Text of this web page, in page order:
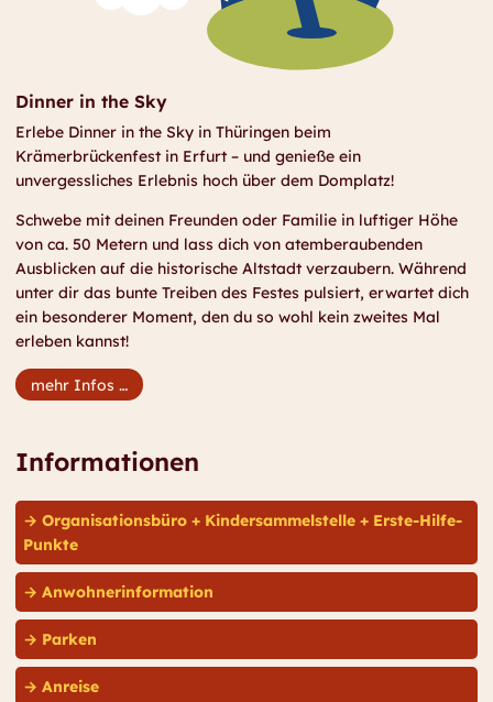
Dinner in the Sky
Erlebe Dinner in the Sky in Thüringen beim
Krämerbrückenfest in Erfurt – und genieße ein
unvergessliches Erlebnis hoch über dem Domplatz!
Schwebe mit deinen Freunden oder Familie in luftiger Höhe
von ca. 50 Metern und lass dich von atemberaubenden
Ausblicken auf die historische Altstadt verzaubern. Während
unter dir das bunte Treiben des Festes pulsiert, erwartet dich
ein besonderer Moment, den du so wohl kein zweites Mal
erleben kannst!
mehr Infos …
Informationen
Organisationsbüro + Kindersammelstelle + Erste-Hilfe-
Punkte
Anwohnerinformation
Parken
Anreise